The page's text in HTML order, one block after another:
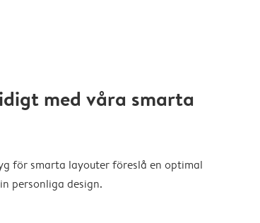
med våra smarta
för smarta layouter föreslå en optimal
personliga design.